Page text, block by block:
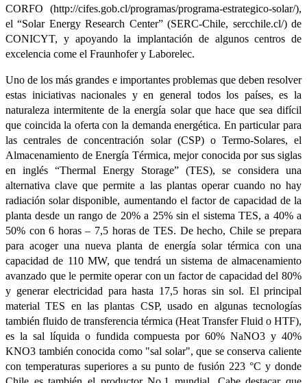
CORFO (http://cifes.gob.cl/programas/programa-estrategico-solar/),
el “Solar Energy Research Center” (SERC-Chile, sercchile.cl/) de
CONICYT, y apoyando la implantación de algunos centros de
excelencia come el Fraunhofer y Laborelec.
Uno de los más grandes e importantes problemas que deben resolver
estas iniciativas nacionales y en general todos los países, es la
naturaleza intermitente de la energía solar que hace que sea difícil
que coincida la oferta con la demanda energética. En particular para
las centrales de concentración solar (CSP) o Termo-Solares, el
Almacenamiento de Energía Térmica, mejor conocida por sus siglas
en inglés “Thermal Energy Storage” (TES), se considera una
alternativa clave que permite a las plantas operar cuando no hay
radiación solar disponible, aumentando el factor de capacidad de la
planta desde un rango de 20% a 25% sin el sistema TES, a 40% a
50% con 6 horas – 7,5 horas de TES. De hecho, Chile se prepara
para acoger una nueva planta de energía solar térmica con una
capacidad de 110 MW, que tendrá un sistema de almacenamiento
avanzado que le permite operar con un factor de capacidad del 80%
y generar electricidad para hasta 17,5 horas sin sol. El principal
material TES en las plantas CSP, usado en algunas tecnologías
también fluido de transferencia térmica (Heat Transfer Fluid o HTF),
es la sal líquida o fundida compuesta por 60% NaNO3 y 40%
KNO3 también conocida como "sal solar", que se conserva caliente
con temperaturas superiores a su punto de fusión 223 °C y donde